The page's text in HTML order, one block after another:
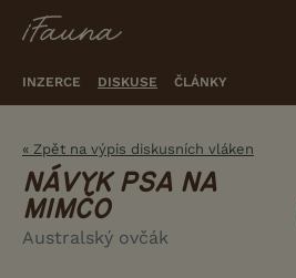
INZERCE DISKUSE ČLÁNKY
« Zpět na výpis diskusních vláken
NÁVYK PSA NA
MIMČO
Australský ovčák